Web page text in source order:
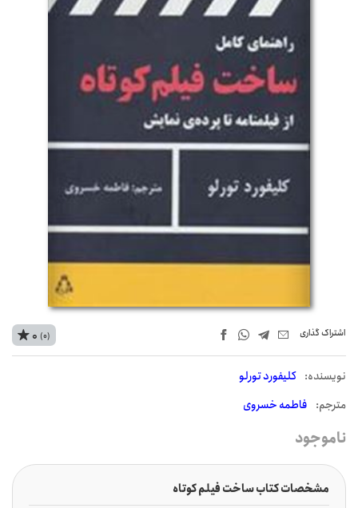
اشتراک‌ گذاری
نويسنده: کلیفورد تورلو
مترجم: فاطمه خسروی
0 (0)
ناموجود
مشخصات کتاب ساخت فیلم کوتاه